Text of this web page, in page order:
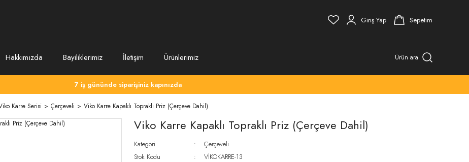
Giriş Yap Sepetim
Hakkımızda Bayiliklerimiz İletişim Ürünlerimiz Ürün ara
7 iş gününde siparişiniz kapınızda
Karre Serisi Çerçeveli Viko Karre Kapaklı Topraklı Priz (Çerçeve Dahil)
Viko Karre Kapaklı Topraklı Priz (Çerçeve Dahil)
Kategori
Çerçeveli
Stok Kodu
VİKOKARRE-13